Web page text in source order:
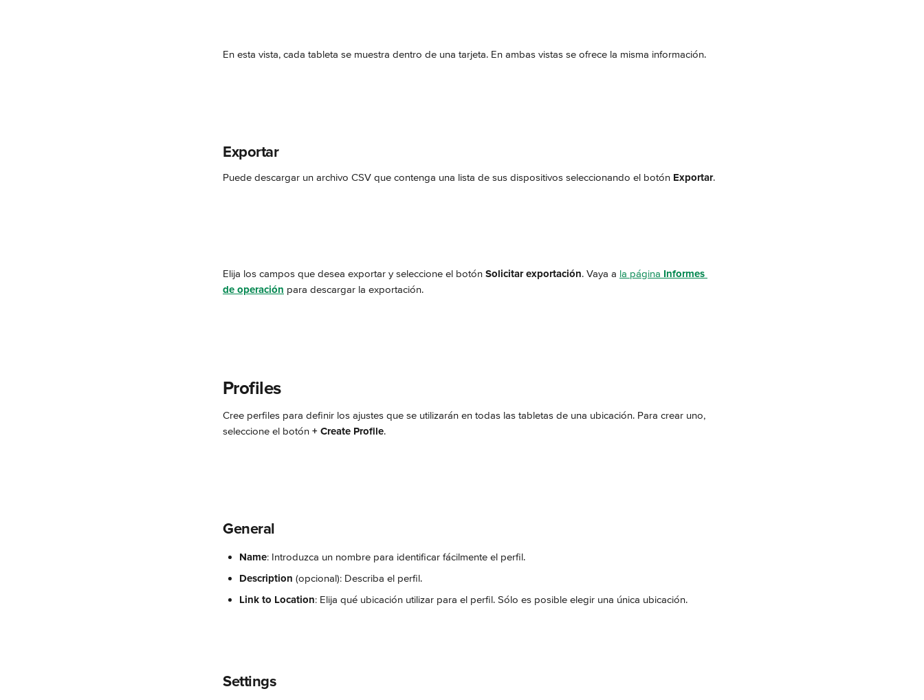
En esta vista, cada tableta se muestra dentro de una tarjeta. En ambas vistas se ofrece la misma información.
Exportar
Puede descargar un archivo CSV que contenga una lista de sus dispositivos seleccionando el botón Exportar.
Elija los campos que desea exportar y seleccione el botón Solicitar exportación. Vaya a la página Informes
de operación para descargar la exportación.
Profiles
Cree perfiles para definir los ajustes que se utilizarán en todas las tabletas de una ubicación. Para crear uno,
seleccione el botón + Create Profile.
General
Name: Introduzca un nombre para identificar fácilmente el perfil.
Description (opcional): Describa el perfil.
Link to Location: Elija qué ubicación utilizar para el perfil. Sólo es posible elegir una única ubicación.
Settings